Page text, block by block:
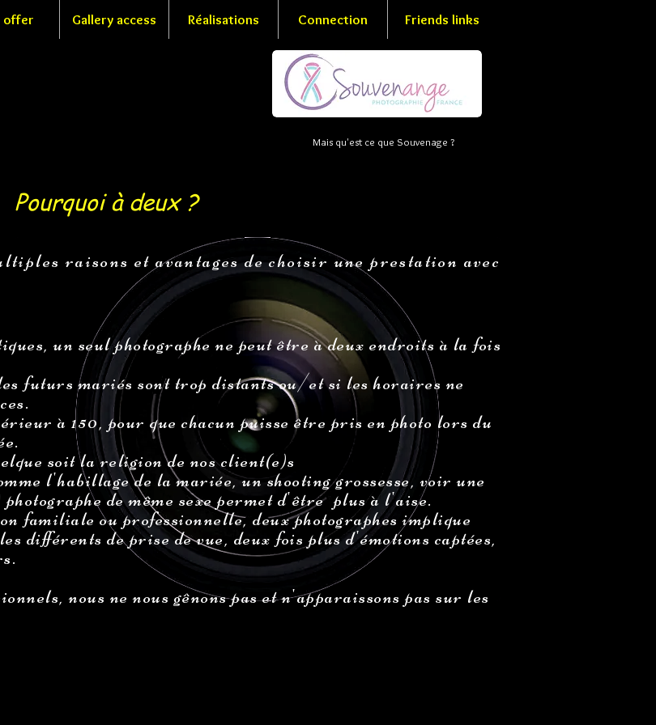
offer Gallery access Réalisations Connection Friends links
Mais qu'est ce que Souvenage ?
Pourquoi à deux ?
raisons et avantages de choisir une prestation avec
un seul photographe ne peut être à deux endroits à la fois
futurs mariés sont trop distants ou/et si les horaires ne
à 150, pour que chacun puisse être pris en photo lors du
soit la religion de nos client(e)s
l'habillage de la mariée, un shooting grossesse, voir une
de même sexe permet d'être plus à l'aise.
familiale ou professionnelle, deux photographes implique
différents de prise de vue, deux fois plus d'émotions captées,
nous ne nous gênons pas et n'apparaissons pas sur les